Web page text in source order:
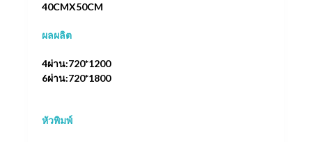
40CMX50CM
ผลผลิต
4ผ่าน:720*1200
6ผ่าน:720*1800
หัวพิมพ์